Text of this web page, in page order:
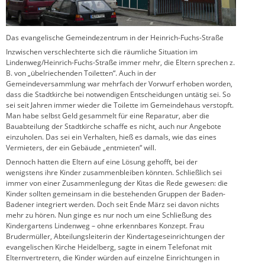
Das evangelische Gemeindezentrum in der Heinrich-Fuchs-Straße
Inzwischen verschlechterte sich die räumliche Situation im
Lindenweg/Heinrich-Fuchs-Straße immer mehr, die Eltern sprechen z.
B. von „übelriechenden Toiletten“. Auch in der
Gemeindeversammlung war mehrfach der Vorwurf erhoben worden,
dass die Stadtkirche bei notwendigen Entscheidungen untätig sei. So
sei seit Jahren immer wieder die Toilette im Gemeindehaus verstopft.
Man habe selbst Geld gesammelt für eine Reparatur, aber die
Bauabteilung der Stadtkirche schaffe es nicht, auch nur Angebote
einzuholen. Das sei ein Verhalten, hieß es damals, wie das eines
Vermieters, der ein Gebäude „entmieten“ will.
Dennoch hatten die Eltern auf eine Lösung gehofft, bei der
wenigstens ihre Kinder zusammenbleiben könnten. Schließlich sei
immer von einer Zusammenlegung der Kitas die Rede gewesen: die
Kinder sollten gemeinsam in die bestehenden Gruppen der Baden-
Badener integriert werden. Doch seit Ende März sei davon nichts
mehr zu hören. Nun ginge es nur noch um eine Schließung des
Kindergartens Lindenweg – ohne erkennbares Konzept. Frau
Brudermüller, Abteilungsleiterin der Kindertageseinrichtungen der
evangelischen Kirche Heidelberg, sagte in einem Telefonat mit
Elternvertretern, die Kinder würden auf einzelne Einrichtungen in